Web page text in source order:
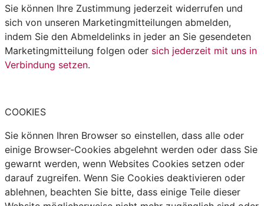
Sie können Ihre Zustimmung jederzeit widerrufen und
sich von unseren Marketingmitteilungen abmelden,
indem Sie den Abmeldelinks in jeder an Sie gesendeten
Marketingmitteilung folgen oder sich jederzeit mit uns in
Verbindung setzen.
COOKIES
Sie können Ihren Browser so einstellen, dass alle oder
einige Browser-Cookies abgelehnt werden oder dass Sie
gewarnt werden, wenn Websites Cookies setzen oder
darauf zugreifen. Wenn Sie Cookies deaktivieren oder
ablehnen, beachten Sie bitte, dass einige Teile dieser